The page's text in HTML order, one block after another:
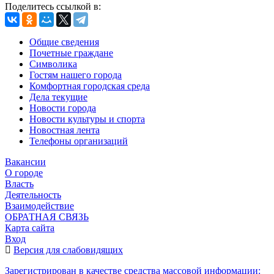
Поделитесь ссылкой в:
Общие сведения
Почетные граждане
Символика
Гостям нашего города
Комфортная городская среда
Дела текущие
Новости города
Новости культуры и спорта
Новостная лента
Телефоны организаций
Вакансии
О городе
Власть
Деятельность
Взаимодействие
ОБРАТНАЯ СВЯЗЬ
Карта сайта
Вход
Версия для слабовидящих
Зарегистрирован в качестве средства массовой информации: